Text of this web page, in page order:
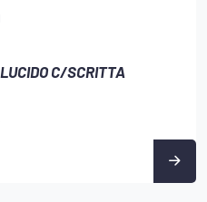
C/SCRITTA